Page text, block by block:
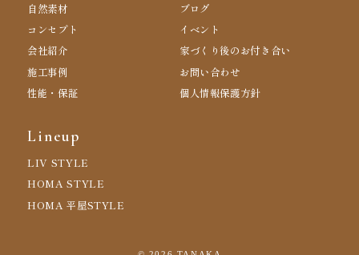
自然素材
コンセプト
会社紹介
施工事例
性能・保証
Lineup
LIV STYLE
HOMA STYLE
HOMA 平屋STYLE
ブログ
イベント
家づくり後のお付き合い
お問い合わせ
個人情報保護方針